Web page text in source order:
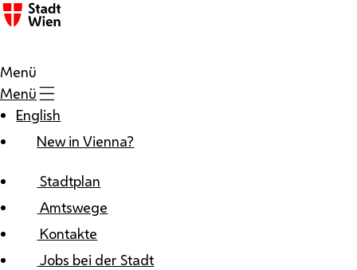
Zum Inhalt
Menü
Menü
English
New in Vienna?
Stadtplan
Amtswege
Kontakte
Jobs bei der Stadt